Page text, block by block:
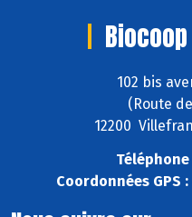
102 bis
(Route
12200
Téléphone
Coordonnées GPS :